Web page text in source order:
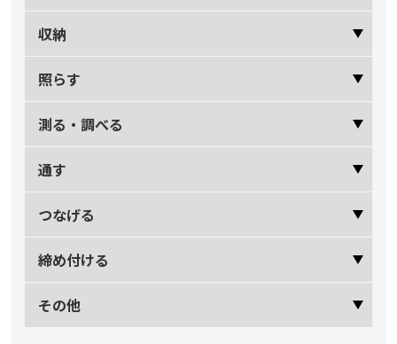
収納
照らす
測る・調べる
通す
つなげる
締め付ける
その他